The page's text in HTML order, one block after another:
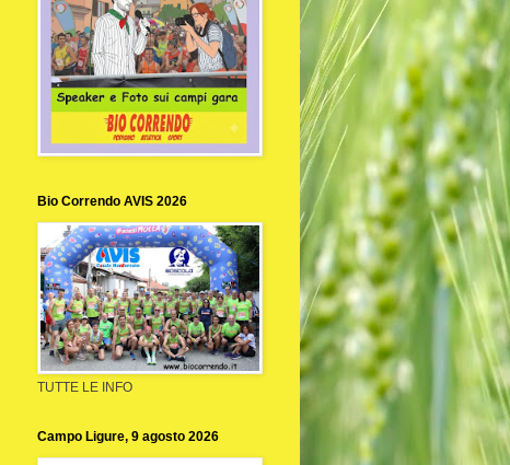
Bio Correndo AVIS 2026
TUTTE LE INFO
Campo Ligure, 9 agosto 2026